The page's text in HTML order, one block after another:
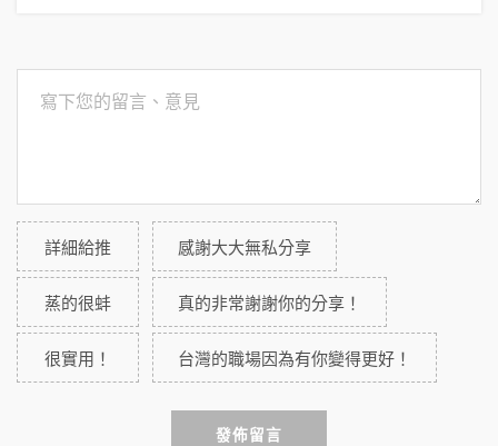
詳細給推 感謝大大無私分享
蒸的很蚌 真的非常謝謝你的分享！
很實用！ 台灣的職場因為有你變得更好！
發佈留言